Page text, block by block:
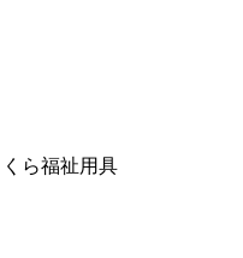
ら福祉用具